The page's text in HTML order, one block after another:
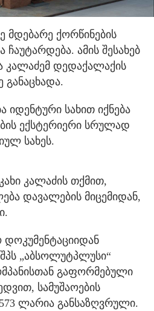
მდებარე ქორწინების
ამის შესახებ
კალაძემ დედაქალაქის
განაცხადა.
იდენტური სახით იქნება
ექსტერიერი სრულად
სახეს.
კალაძის თქმით,
დავალების მიცემიდან,
შპს „აბსოლუტპლუსი“
გაფორმებული
სამუშაოების
ლარია განსაზღვრული.